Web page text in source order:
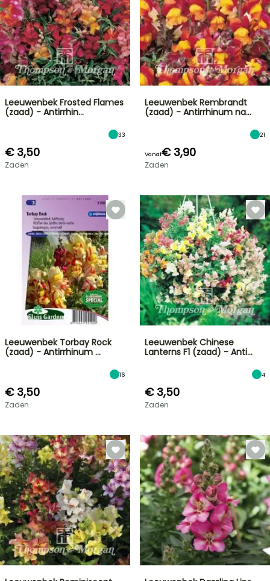
Leeuwenbek Frosted Flames
(zaad) - Antirrhin…
33
€ 3,50
Zaden
Leeuwenbek Rembrandt
(zaad) - Antirrhinum na…
21
Vanaf€ 3,90
Zaden
Leeuwenbek Torbay Rock
(zaad) - Antirrhinum …
16
€ 3,50
Zaden
Leeuwenbek Chinese
Lanterns F1 (zaad) - Anti…
4
€ 3,50
Zaden